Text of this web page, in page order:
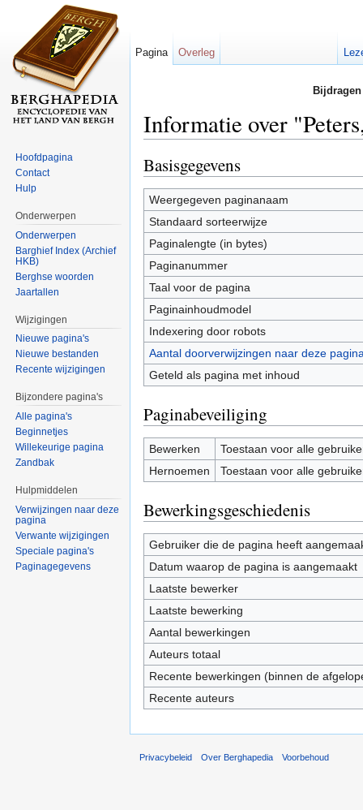
Informatie over
Basisgegevens
Weergegeven paginanaam
Standaard sorteerwijze
Paginalengte (in bytes)
Paginanummer
Taal voor de pagina
Paginainhoudmodel
Indexering door robots
Aantal doorverwijzingen naar deze
Geteld als pagina met inhoud
Paginabeveiliging
Bewerken
Toestaan voor alle
Hernoemen
Toestaan voor alle
Bewerkingsgeschiedenis
Gebruiker die de pagina heeft
Datum waarop de pagina is aangemaakt
Laatste bewerker
Laatste bewerking
Aantal bewerkingen
Auteurs totaal
Recente bewerkingen (binnen de
Recente auteurs
Pagina Overleg
Hoofdpagina
Contact
Hulp
Onderwerpen
Onderwerpen
Barghief Index (Archief
HKB)
Berghse woorden
Jaartallen
Wijzigingen
Nieuwe pagina's
Nieuwe bestanden
Recente wijzigingen
Bijzondere pagina's
Alle pagina's
Beginnetjes
Willekeurige pagina
Zandbak
Hulpmiddelen
Verwijzingen naar deze
pagina
Verwante wijzigingen
Speciale pagina's
Paginagegevens
Privacybeleid Over Berghapedia Voorbehoud